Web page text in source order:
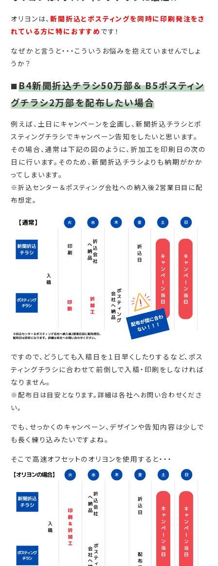
オリヨンは、新聞折込とポスティングを同時に印刷発注をさ
れている方に特におすすめ です！
なぜかと言うと・・・こういうお悩みを抱えていませんでしょ
うか？
■B4新聞折込チラシ50万部＆ B5ポスティン
グチラシ2万部を配布したい場合
例えば、土日にキャンペーンを企画し、新聞折込チラシとポ
スティングチラシでキャンペーン告知をしたいと思います。
その場合、通常は下記の図のように、折加工を印刷日の次の
日に行います。そのため、新聞折込チラシよりも納期がかか
ってしまいます。
※折込センター＆ポスティング会社への納入後2営業日目に配
布想定。
ですので、どうしても入稿日を１日早くしたりするなど、ポス
ティングチラシに合わせて前倒しで入稿・印刷をしなければ
なりません。
※配布日は目安となります。詳細は各社へお問い合わせくださ
い。
でも、せっかくのキャンペーン、デザインや告知内容は少しで
も長く練り込みたいですよね。
そこで高速オフセットのオリヨンを使用すると・・・